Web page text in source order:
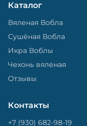
Каталог
Вяленая Вобла
Сушёная Вобла
Икра Воблы
Чехонь вяленая
Отзывы
Контакты
+7 (930) 682-98-19